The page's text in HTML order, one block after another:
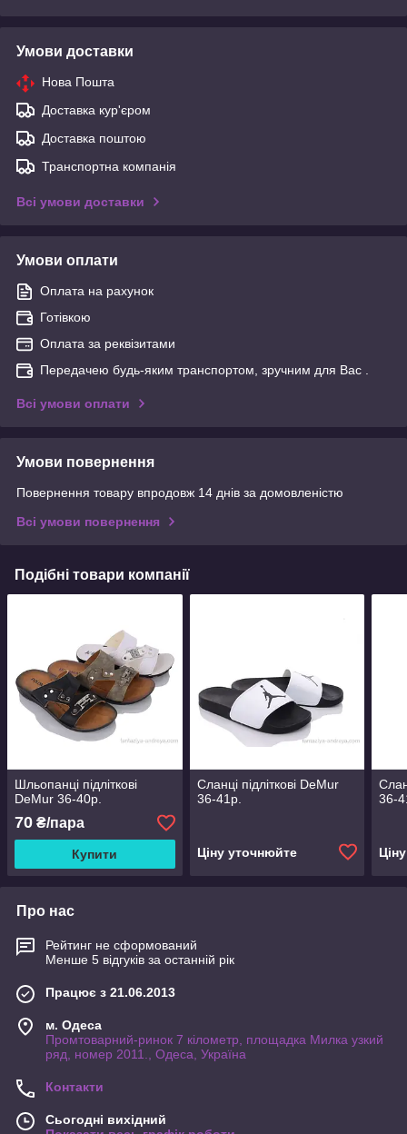
Умови доставки
Нова Пошта
Доставка кур'єром
Доставка поштою
Транспортна компанія
Всі умови доставки
Умови оплати
Оплата на рахунок
Готівкою
Оплата за реквізитами
Передачею будь-яким транспортом, зручним для Вас .
Всі умови оплати
Умови повернення
Повернення товару впродовж 14 днів за домовленістю
Всі умови повернення
Подібні товари компанії
Шльопанці підліткові
DeMur 36-40р.
70 ₴/пара
Купити
Сланці підліткові DeMur
36-41р.
Ціну уточнюйте
36-
Про нас
Рейтинг не сформований
Менше 5 відгуків за останній рік
Працює з 21.06.2013
м. Одеса
Промтоварний-ринок 7 кілометр, площадка Милка узкий
ряд, номер 2011., Одеса, Україна
Контакти
Сьогодні вихідний